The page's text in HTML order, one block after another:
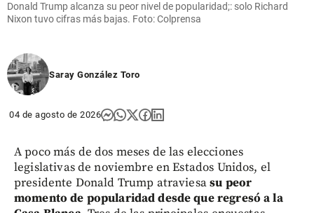
Donald Trump alcanza su peor nivel de popularidad;: solo Richard
Nixon tuvo cifras más bajas. Foto: Colprensa
Saray González Toro
04 de agosto de 2026
A poco más de dos meses de las elecciones
legislativas de noviembre en Estados Unidos, el
presidente Donald Trump atraviesasu peor
momento de popularidad desde que regresó a la